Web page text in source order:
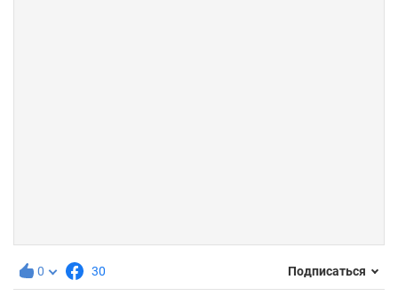
0 30 Подписаться